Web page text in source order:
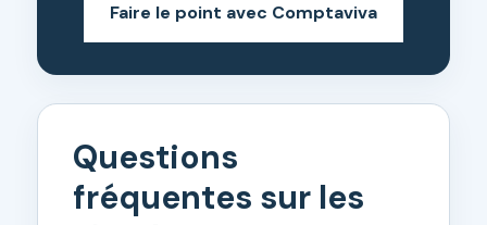
Faire le point avec Comptaviva
Questions
fréquentes sur les